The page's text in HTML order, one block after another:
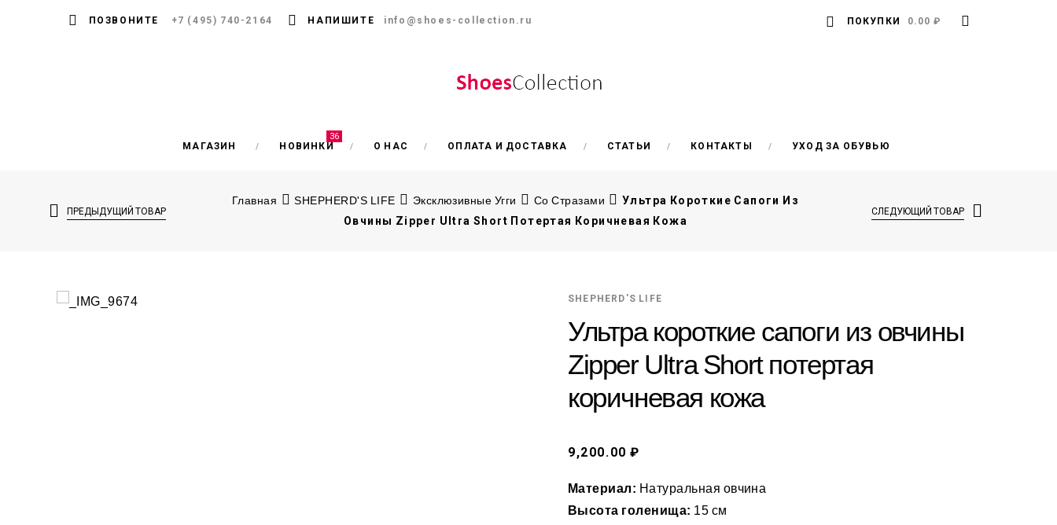
ПОЗВОНИТЕ +7 (495) 740-2164 НАПИШИТЕ info@shoes-collection.ru ПОКУПКИ 0.00 ₽
МАГАЗИН НОВИНКИ
36
О НАС ОПЛАТА И ДОСТАВКА СТАТЬИ КОНТАКТЫ УХОД ЗА ОБУВЬЮ
ПРЕДЫДУЩИЙ ТОВАР
Главная SHEPHERD'S LIFE Эксклюзивные Угги Со Стразами
Ультра Короткие Сапоги Из
Овчины Zipper Ultra Short Потертая Коричневая Кожа
СЛЕДУЮЩИЙ ТОВАР
SHEPHERD'S LIFE
Ультра короткие сапоги из овчины
Zipper Ultra Short потертая
коричневая кожа
9,200.00 ₽
Материал: Натуральная овчина
Высота голенища: 15 см